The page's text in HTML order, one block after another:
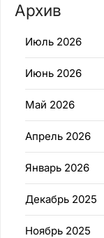
Архив
Июль 2026
Июнь 2026
Май 2026
Апрель 2026
Январь 2026
Декабрь 2025
Ноябрь 2025